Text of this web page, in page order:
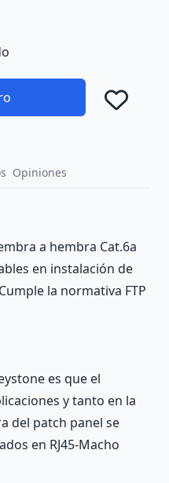
Opiniones
a hembra Cat.6a
en instalación de
la normativa FTP
es que el
y tanto en la
del patch panel se
en RJ45-Macho